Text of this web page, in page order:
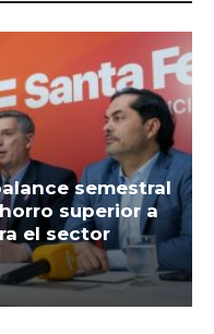
semestral
superior a
el sector